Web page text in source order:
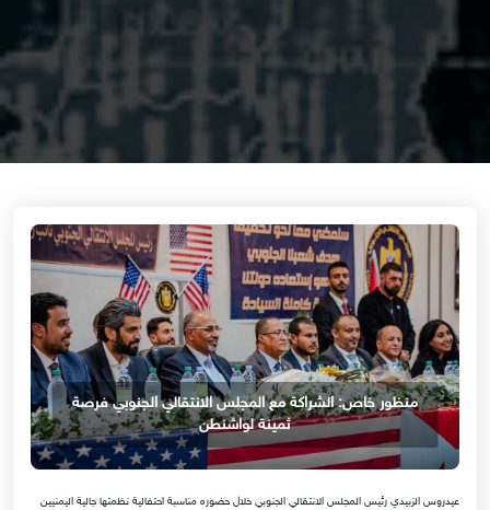
منظور خاص: الشراكة مع المجلس الانتقالي الجنوبي فرصة
ثمينة لواشنطن
عيدروس الزبيدي رئيس المجلس الانتقالي الجنوبي خلال حضوره مناسبة احتفالية نظمتها جالية اليمنيين